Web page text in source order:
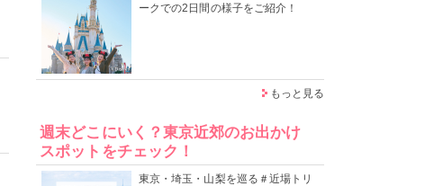
ークでの2日間の様子をご紹介！
もっと見る
週末どこにいく？東京近郊のお出かけ
スポットをチェック！
東京・埼玉・山梨を巡る＃近場トリ